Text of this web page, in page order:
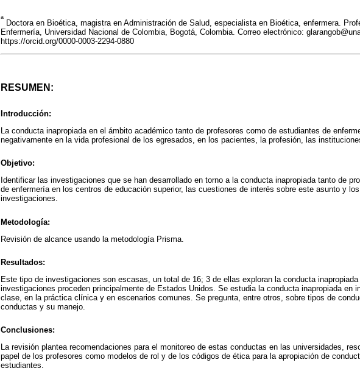
a
Doctora en Bioética, magistra en Administración de Salud, especialista en Bioética, enfermera.
Enfermería, Universidad Nacional de Colombia, Bogotá, Colombia. Correo electrónico:
https://orcid.org/0000-0003-2294-0880
RESUMEN:
Introducción:
La conducta inapropiada en el ámbito académico tanto de profesores como de estudiantes de
negativamente en la vida profesional de los egresados, en los pacientes, la profesión, las
Objetivo:
Identificar las investigaciones que se han desarrollado en torno a la conducta inapropiada tanto de
de enfermería en los centros de educación superior, las cuestiones de interés sobre este asunto y
investigaciones.
Metodología:
Revisión de alcance usando la metodología Prisma.
Resultados:
Este tipo de investigaciones son escasas, un total de 16; 3 de ellas exploran la conducta
investigaciones proceden principalmente de Estados Unidos. Se estudia la conducta inapropiada en
clase, en la práctica clínica y en escenarios comunes. Se pregunta, entre otros, sobre tipos de
conductas y su manejo.
Conclusiones:
La revisión plantea recomendaciones para el monitoreo de estas conductas en las universidades,
papel de los profesores como modelos de rol y de los códigos de ética para la apropiación de
estudiantes.